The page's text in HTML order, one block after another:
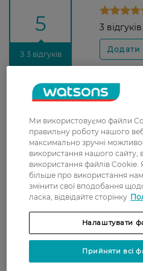
5
З 3 відгуків
3 відгуків
5 лютого, 2022
первый раз.
Оксана
11 грудня, 2021
Бреют
хватает на
очень
років, по
тому
надовго.
Ми використовуємо файли
правильну роботу нашого
максимально зручні
використання нашого сайту,
використання файлів Cookie.
більше про використання
змінити свої вподобання
ласка, відвідайте сторінку
Налаштувати
Прийняти всі